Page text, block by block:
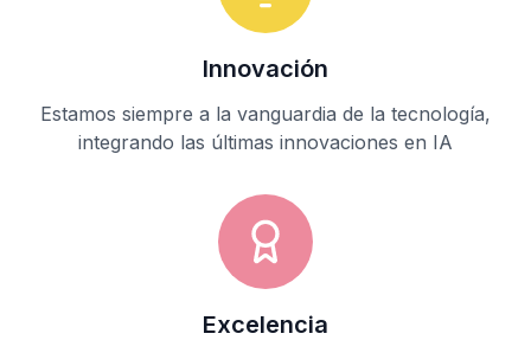
Innovación
Estamos siempre a la vanguardia de la tecnología,
integrando las últimas innovaciones en IA
Excelencia